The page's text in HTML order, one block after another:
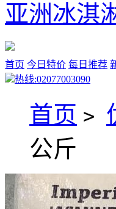
亚洲冰淇
首页 今日特价 每日推荐
热线:02077003090
首页 >
公斤